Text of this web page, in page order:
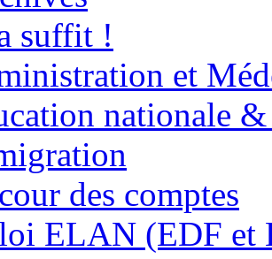
suffit !
et
nationale
des comptes
ELAN (EDF et